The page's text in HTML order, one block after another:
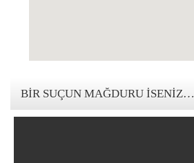
BIR SUÇUN MAĞDURU İSENIZ…